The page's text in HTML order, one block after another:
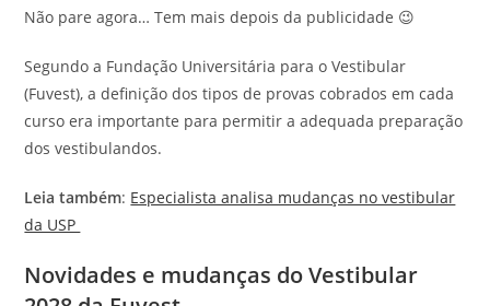
Não pare agora… Tem mais depois da publicidade 😉
Segundo a Fundação Universitária para o Vestibular
(Fuvest), a definição dos tipos de provas cobrados em cada
curso era importante para permitir a adequada preparação
dos vestibulandos.
Leia também: Especialista analisa mudanças no vestibular
da USP
Novidades e mudanças do Vestibular